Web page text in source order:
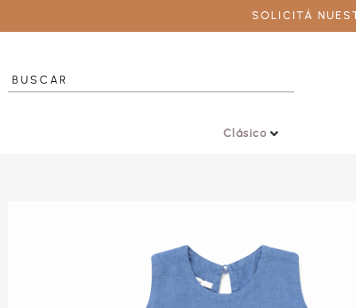
SOLICITÁ
Clásico